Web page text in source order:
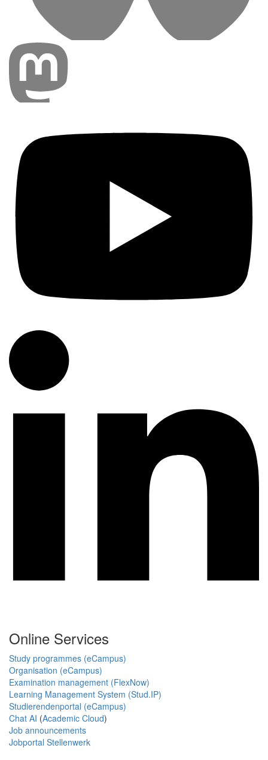
Online Services
Study programmes (eCampus)
Organisation (eCampus)
Examination management (FlexNow)
Learning Management System (Stud.IP)
Studierendenportal (eCampus)
Chat AI (Academic Cloud)
Job announcements
Jobportal Stellenwerk